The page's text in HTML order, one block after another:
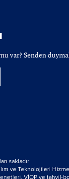
var? Senden
sakladır
ve Teknolojileri
VİOP ve tahvil-